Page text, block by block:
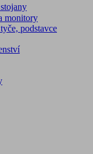
monitory
podstavce